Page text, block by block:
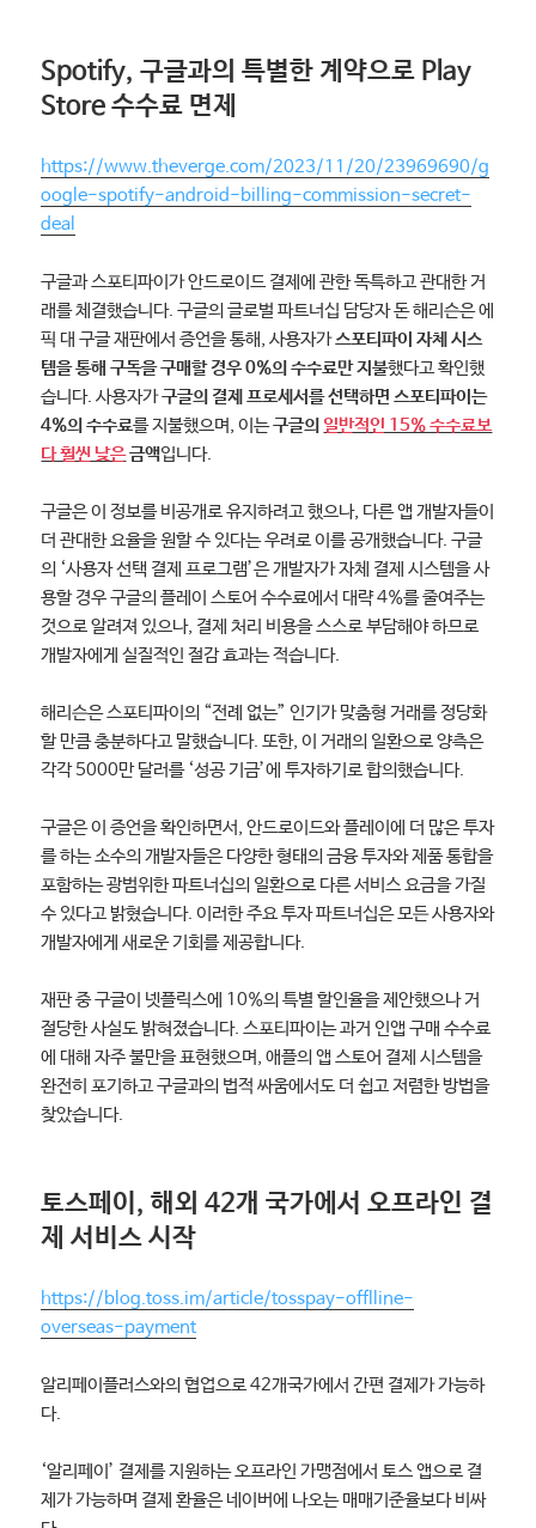
Spotify, 구글과의 특별한 계약으로 Play
Store 수수료 면제
https://www.theverge.com/2023/11/20/23969690/g
oogle-spotify-android-billing-commission-secret-
deal
구글과 스포티파이가 안드로이드 결제에 관한 독특하고 관대한 거
래를 체결했습니다. 구글의 글로벌 파트너십 담당자 돈 해리슨은 에
픽 대 구글 재판에서 증언을 통해, 사용자가스포티파이 자체 시스
템을 통해 구독을 구매할 경우 0%의 수수료만 지불했다고 확인했
습니다. 사용자가구글의 결제 프로세서를 선택하면 스포티파이는
4%의 수수료를 지불했으며, 이는구글의 일반적인 15% 수수료보
다 훨씬 낮은금액입니다.
구글은 이 정보를 비공개로 유지하려고 했으나, 다른 앱 개발자들이
더 관대한 요율을 원할 수 있다는 우려로 이를 공개했습니다. 구글
의 ‘사용자 선택 결제 프로그램’은 개발자가 자체 결제 시스템을 사
용할 경우 구글의 플레이 스토어 수수료에서 대략 4%를 줄여주는
것으로 알려져 있으나, 결제 처리 비용을 스스로 부담해야 하므로
개발자에게 실질적인 절감 효과는 적습니다.
해리슨은 스포티파이의 “전례 없는” 인기가 맞춤형 거래를 정당화
할 만큼 충분하다고 말했습니다. 또한, 이 거래의 일환으로 양측은
각각 5000만 달러를 ‘성공 기금’에 투자하기로 합의했습니다.
구글은 이 증언을 확인하면서, 안드로이드와 플레이에 더 많은 투자
를 하는 소수의 개발자들은 다양한 형태의 금융 투자와 제품 통합을
포함하는 광범위한 파트너십의 일환으로 다른 서비스 요금을 가질
수 있다고 밝혔습니다. 이러한 주요 투자 파트너십은 모든 사용자와
개발자에게 새로운 기회를 제공합니다.
재판 중 구글이 넷플릭스에 10%의 특별 할인율을 제안했으나 거
절당한 사실도 밝혀졌습니다. 스포티파이는 과거 인앱 구매 수수료
에 대해 자주 불만을 표현했으며, 애플의 앱 스토어 결제 시스템을
완전히 포기하고 구글과의 법적 싸움에서도 더 쉽고 저렴한 방법을
찾았습니다.
토스페이, 해외 42개 국가에서 오프라인 결
제 서비스 시작
https://blog.toss.im/article/tosspay-offlline-
overseas-payment
알리페이플러스와의 협업으로 42개국가에서 간편 결제가 가능하
다.
‘알리페이’ 결제를 지원하는 오프라인 가맹점에서 토스 앱으로 결
제가 가능하며 결제 환율은 네이버에 나오는 매매기준율보다 비싸